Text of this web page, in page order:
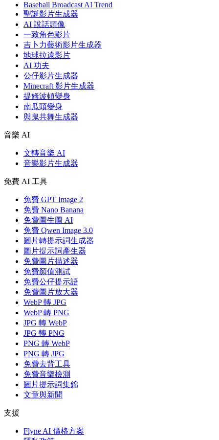
Baseball Broadcast AI Trend
聖誕影片生成器
AI 說話頭像
一致角色影片
吉卜力藝術影片生成器
地球拉遠影片
AI 功夫
公仔影片生成器
Minecraft 影片生成器
提姆波頓變身
南瓜頭變身
與鬼共舞生成器
音樂 AI
文轉音樂 AI
音樂影片生成器
免費 AI 工具
免費 GPT Image 2
免費 Nano Banana
免費圖生圖 AI
免費 Qwen Image 3.0
圖片轉提示詞生成器
圖片提示詞產生器
免費圖片描述器
免費顏值測試
免費公仔提示語
免費圖片放大器
WebP 轉 JPG
WebP 轉 PNG
JPG 轉 WebP
JPG 轉 PNG
PNG 轉 WebP
PNG 轉 JPG
免費去背工具
免費音樂檢測
圖片提示詞集錦
文章與新聞
支援
Flyne AI 價格方案